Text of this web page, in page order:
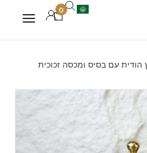
0
עם בסיס ומכסה זכוכית